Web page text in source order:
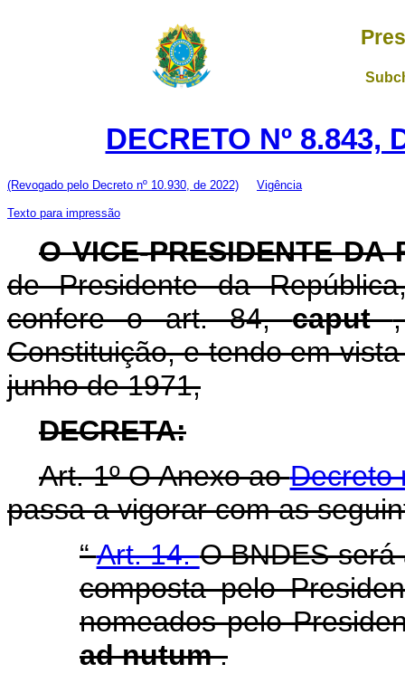
DECRETO Nº 8.843,
(Revogado pelo Decreto nº 10.930, de 2022) Vigência
Texto para impressão
OVICE-PRESIDENTE DA
de Presidente da
confere o art. 84,caput
Constituição, e tendo em
junho de 1971,
DECRETA:
Art. 1º O Anexo aoDecreto
passa a vigorar com as
“Art. 14.O BNDES
composta pelo
nomeados pelo
ad nutum.